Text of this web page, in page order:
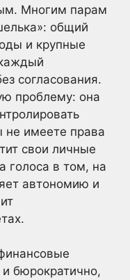
Многим парам
общий
и крупные
согласования.
проблему: она
не имеете права
свои личные
голоса в том, на
автономию и
и бюрократично,